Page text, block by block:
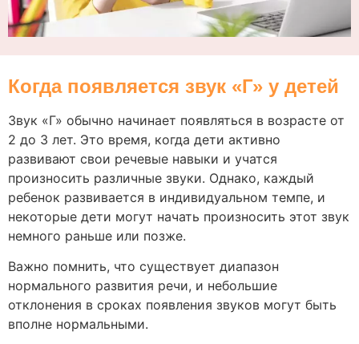
Когда появляется звук «Г» у детей
Звук «Г» обычно начинает появляться в возрасте от
2 до 3 лет. Это время, когда дети активно
развивают свои речевые навыки и учатся
произносить различные звуки. Однако, каждый
ребенок развивается в индивидуальном темпе, и
некоторые дети могут начать произносить этот звук
немного раньше или позже.
Важно помнить, что существует диапазон
нормального развития речи, и небольшие
отклонения в сроках появления звуков могут быть
вполне нормальными.